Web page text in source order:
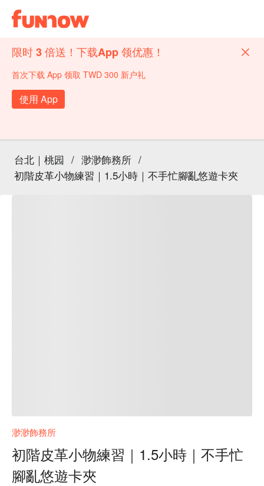
限时 3 倍送！下载App 领优惠！
首次下载 App 领取 TWD 300 新户礼
使用 App
台北｜桃园 / 渺渺飾務所 /
初階皮革小物練習｜1.5小時｜不手忙腳亂悠遊卡夾
渺渺飾務所
初階皮革小物練習｜1.5小時｜不手忙
腳亂悠遊卡夾